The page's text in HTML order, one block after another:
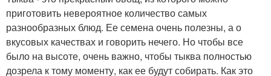
приготовить невероятное количество самых
разнообразных блюд. Ее семена очень полезны, а о
вкусовых качествах и говорить нечего. Но чтобы все
было на высоте, очень важно, чтобы тыква полностью
дозрела к тому моменту, как ее будут собирать. Как это